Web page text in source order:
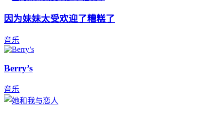
因为妹妹太受欢迎了糟糕了
音乐
Berry’s
音乐